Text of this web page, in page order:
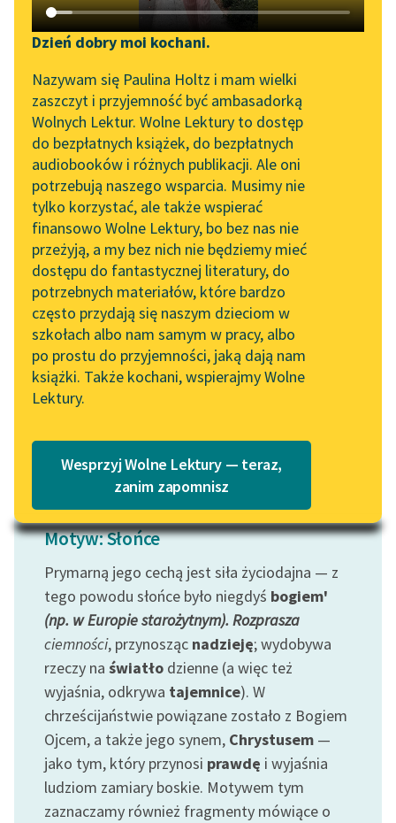
Katalog DAISY
Podkasty o książkach
Zgłoś brak utworu
Aktualności
Zapraszamy na spotkanie
online z tłumaczkami
literatury skandynawskiej
Spotkanie z Katarzyną
Tunkiel w Oslo
Wolne Lektury na 32.
Pol’and’Rock Festivalu
„Kochanek Lady
Chatterley” do słuchania
na Wolnych Lekturach
Nowy audiobook –
„Marzenie o Oriencie”
Lektury szkolne i klasyka
literatury do słuchania dla
uczennic i uczniów z
niepełnosprawnościami
E-kolekcja lektur
szkolnych i literatury do
słuchania dla uczennic i
uczniów z
niepełnosprawnościami
Feministyczne inspiracje.
Popularyzacja
skandynawskiej literatury
feministycznej
Narzędzia
Mapa Wolnych Lektur
Leśmianator
Przewodnik dla piszących i
czytających
API
OAI-PMH
Widget Wolnych Lektur
Przypisy
Katalog w formacie PDF
Dzień dobry moi kochani.
Nazywam się Paulina Holtz i mam wielki
zaszczyt i przyjemność być ambasadorką
Wolnych Lektur. Wolne Lektury to dostęp
do bezpłatnych książek, do bezpłatnych
audiobooków i różnych publikacji. Ale oni
potrzebują naszego wsparcia. Musimy nie
tylko korzystać, ale także wspierać
finansowo Wolne Lektury, bo bez nas nie
przeżyją, a my bez nich nie będziemy mieć
dostępu do fantastycznej literatury, do
potrzebnych materiałów, które bardzo
często przydają się naszym dzieciom w
szkołach albo nam samym w pracy, albo
po prostu do przyjemności, jaką dają nam
książki. Także kochani, wspierajmy Wolne
Lektury.
Wesprzyj Wolne Lektury — teraz,
zanim zapomnisz
Tytus Czyżewski
Osioł i słońce w
metamorfozie
Słońce w dobrym
humorze
Świetny cudowny
omen
Bon jour, kochane
słońce
Elektro-lampo oko
dnia,
Magistracki...
Motyw: Słońce
Prymarną jego cechą jest siła życiodajna — z
tego powodu słońce było niegdyś bogiem'
(np. w Europie starożytnym). Rozprasza
ciemności, przynosząc nadzieję; wydobywa
rzeczy na światło dzienne (a więc też
wyjaśnia, odkrywa tajemnice). W
chrześcijaństwie powiązane zostało z Bogiem
Ojcem, a także jego synem, Chrystusem —
jako tym, który przynosi prawdę i wyjaśnia
ludziom zamiary boskie. Motywem tym
zaznaczamy również fragmenty mówiące o